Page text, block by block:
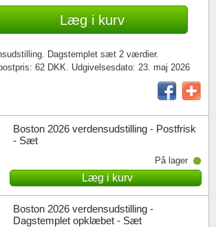
Læg i kurv
Dagstemplet sæt 2 værdier.
62 DKK. Udgivelsesdato: 23. maj 2026
Boston 2026 verdensudstilling - Postfrisk
- Sæt
På lager
Læg i kurv
Boston 2026 verdensudstilling -
Dagstemplet opklæbet - Sæt
mikroskoper Stålstik